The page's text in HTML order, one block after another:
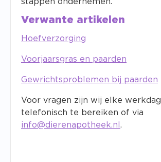
Verwante artikelen
Hoefverzorging
Voorjaarsgras en paarden
Gewrichtsproblemen bij paarden
Voor vragen zijn wij elke werkdag
telefonisch te bereiken of via
info@dierenapotheek.nl .